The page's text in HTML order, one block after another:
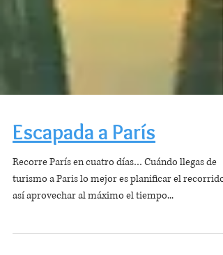
Escapada a París
Recorre París en cuatro días… Cuándo llegas de
turismo a Paris lo mejor es planificar el recorrido y